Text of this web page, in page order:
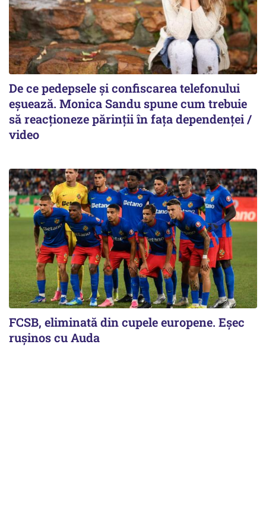
De ce pedepsele și confiscarea telefonului
eșuează. Monica Sandu spune cum trebuie
să reacționeze părinții în fața dependenței /
video
FCSB, eliminată din cupele europene. Eşec
ruşinos cu Auda